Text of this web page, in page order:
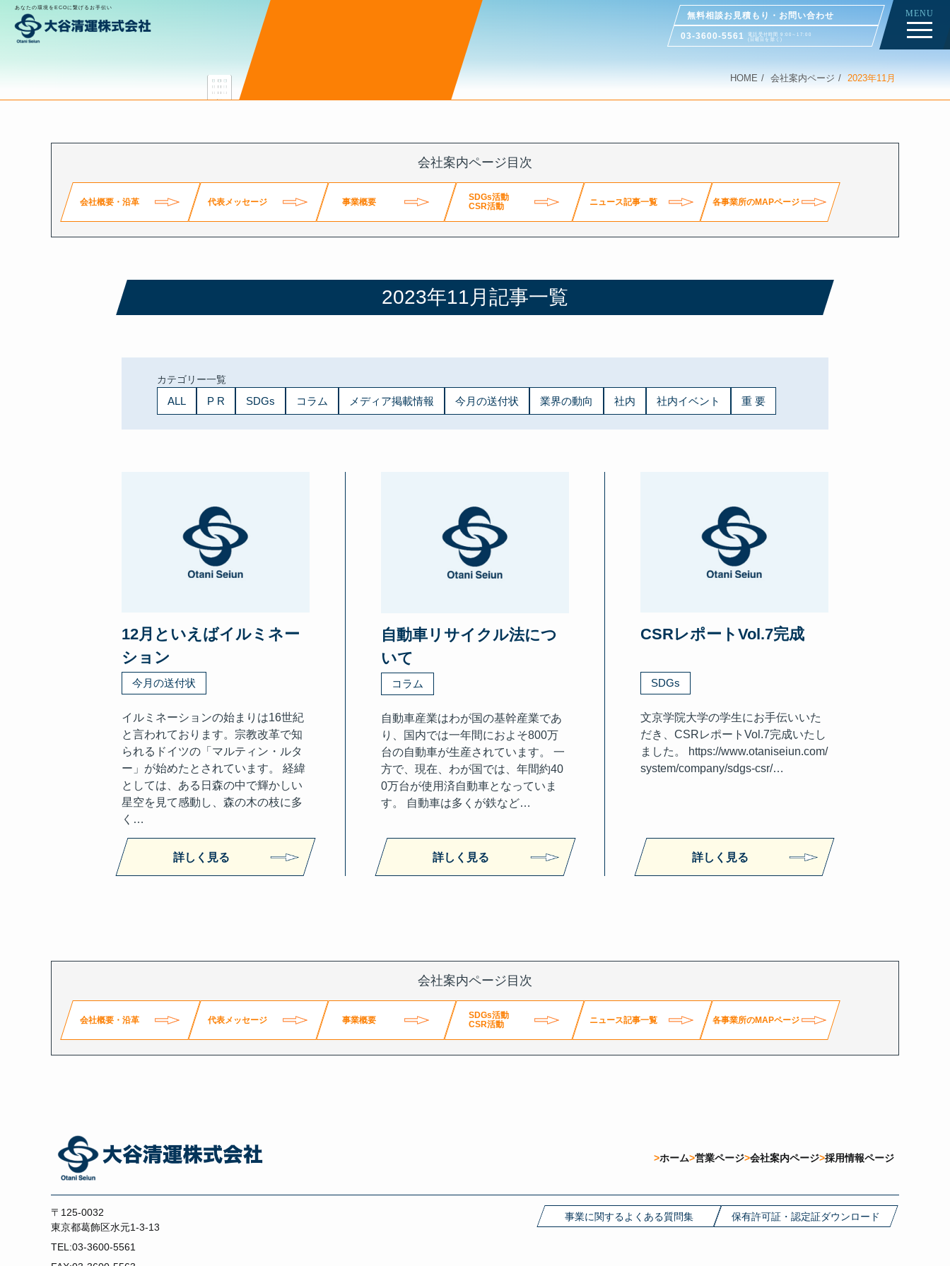
あなたの環境をECOに繋げるお手伝い
無料相談お見積もり・お問い合わせ
03-3600-5561
電話受付時間 9:00～17:00
(日曜日を除く)
MENU
News
ニュース記事一覧
Re-Creation
HOME 会社案内ページ 2023年11月
会社案内ページ目次
会社概要・沿革 代表メッセージ 事業概要
SDGs活動
CSR活動
ニュース記事一覧 各事業所のMAPページ
2023年11月記事一覧
カテゴリー一覧
ALL P R SDGs コラム メディア掲載情報 今月の送付状 業界の動向 社内 社内イベント 重 要
12月といえばイルミネー
ション
今月の送付状
イルミネーションの始まりは16世紀
と言われております。宗教改革で知
られるドイツの「マルティン・ルタ
ー」が始めたとされています。 経緯
としては、ある日森の中で輝かしい
星空を見て感動し、森の木の枝に多
く…
詳しく見る
自動車リサイクル法につ
いて
コラム
自動車産業はわが国の基幹産業であ
り、国内では一年間におよそ800万
台の自動車が生産されています。 一
方で、現在、わが国では、年間約40
0万台が使用済自動車となっていま
す。 自動車は多くが鉄など…
詳しく見る
CSRレポートVol.7完成
SDGs
文京学院大学の学生にお手伝いいた
だき、CSRレポートVol.7完成いたし
ました。 https://www.otaniseiun.com/
system/company/sdgs-csr/…
詳しく見る
会社案内ページ目次
会社概要・沿革 代表メッセージ 事業概要
SDGs活動
CSR活動
ニュース記事一覧 各事業所のMAPページ
〒125-0032
東京都葛飾区水元1-3-13
TEL:03-3600-5561
ホーム 営業ページ 会社案内ページ 採用情報ページ
事業に関するよくある質問集 保有許可証・認定証ダウンロード